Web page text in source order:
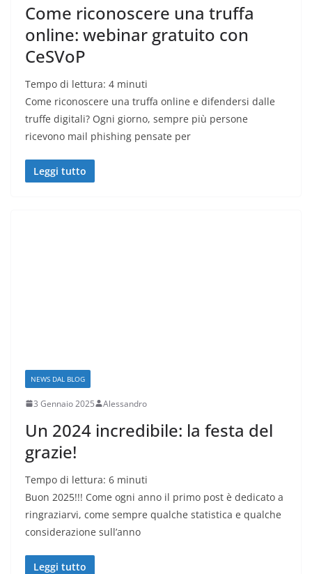
Come riconoscere una truffa
online: webinar gratuito con
CeSVoP
Tempo di lettura: 4 minuti
Come riconoscere una truffa online e difendersi dalle
truffe digitali? Ogni giorno, sempre più persone
ricevono mail phishing pensate per
Leggi tutto
NEWS DAL BLOG
3 Gennaio 2025 Alessandro
Un 2024 incredibile: la festa del
grazie!
Tempo di lettura: 6 minuti
Buon 2025!!! Come ogni anno il primo post è dedicato a
ringraziarvi, come sempre qualche statistica e qualche
considerazione sull’anno
Leggi tutto